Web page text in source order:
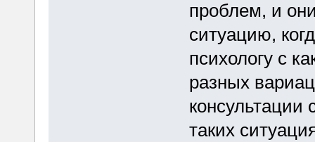
проблем, и
ситуацию,
психологу с
разных
консультации
таких